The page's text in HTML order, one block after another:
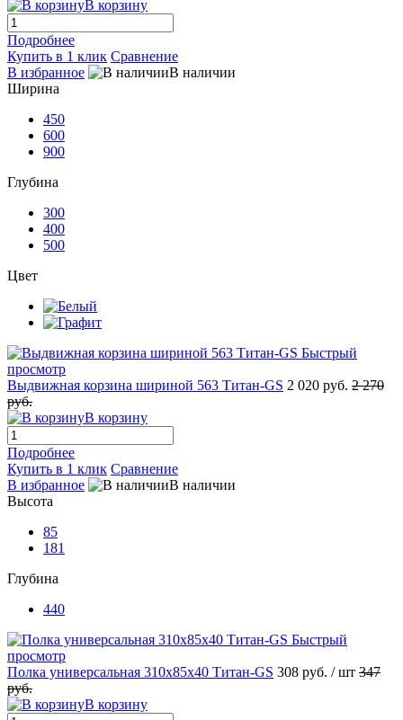
В корзину
Подробнее
Купить в 1 клик Сравнение
В избранное
В наличии
Ширина
450
600
900
Глубина
300
400
500
Цвет
Быстрый
просмотр
Выдвижная корзина шириной 563 Титан-GS 2 020 руб. 2 270
руб.
В корзину
Подробнее
Купить в 1 клик Сравнение
В избранное
В наличии
Высота
85
181
Глубина
440
Быстрый
просмотр
Полка универсальная 310x85x40 Титан-GS 308 руб. / шт 347
руб.
В корзину